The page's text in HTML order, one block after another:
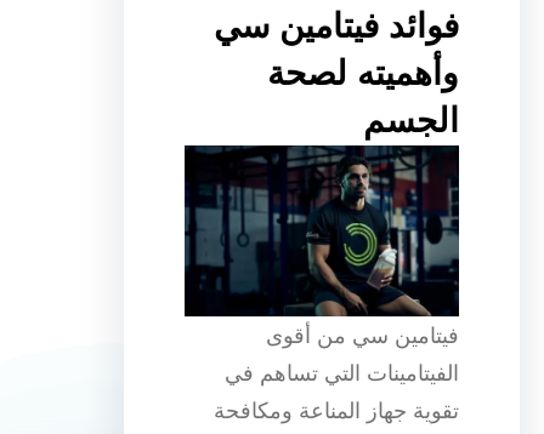
فوائد فيتامين سي
وأهميته لصحة
الجسم
فيتامين سي من أقوى
الفيتامينات التي تساهم في
تقوية جهاز المناعة ومكافحة